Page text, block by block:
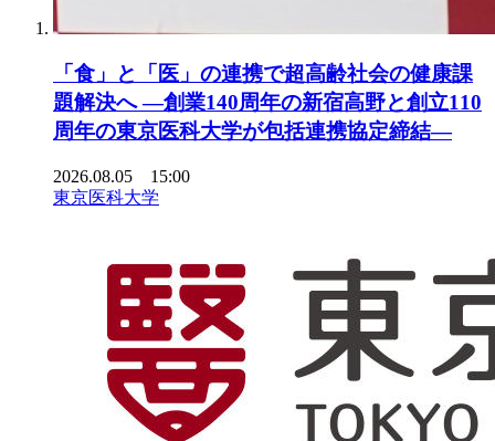
「食」と「医」の連携で超高齢社会の健康課
題解決へ ―創業140周年の新宿高野と創立110
周年の東京医科大学が包括連携協定締結―
2026.08.05 15:00
東京医科大学